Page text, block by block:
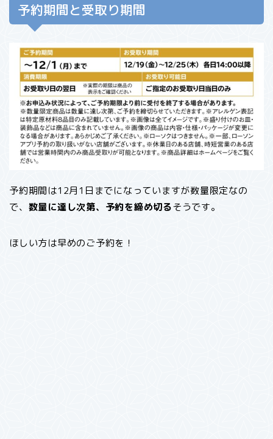
予約期間と受取り期間
予約期間は12月1日までになっていますが数量限定なの
で、 数量に達し次第、予約を締め切るそうです。
ほしい方は早めのご予約を！